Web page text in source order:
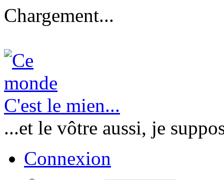
Chargement...
C'est le mien...
...et le vôtre aussi, je
Connexion